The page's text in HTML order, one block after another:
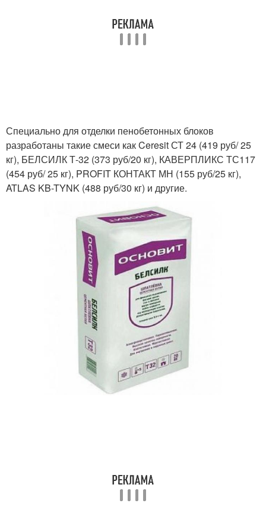
Специально для отделки пенобетонных блоков
разработаны такие смеси как Ceresit СТ 24 (419 руб/ 25
кг), БЕЛСИЛК Т-32 (373 руб/20 кг), КАВЕРПЛИКС ТС117
(454 руб/ 25 кг), PROFIT КОНТАКТ МН (155 руб/25 кг),
ATLAS KB-TYNK (488 руб/30 кг) и другие.